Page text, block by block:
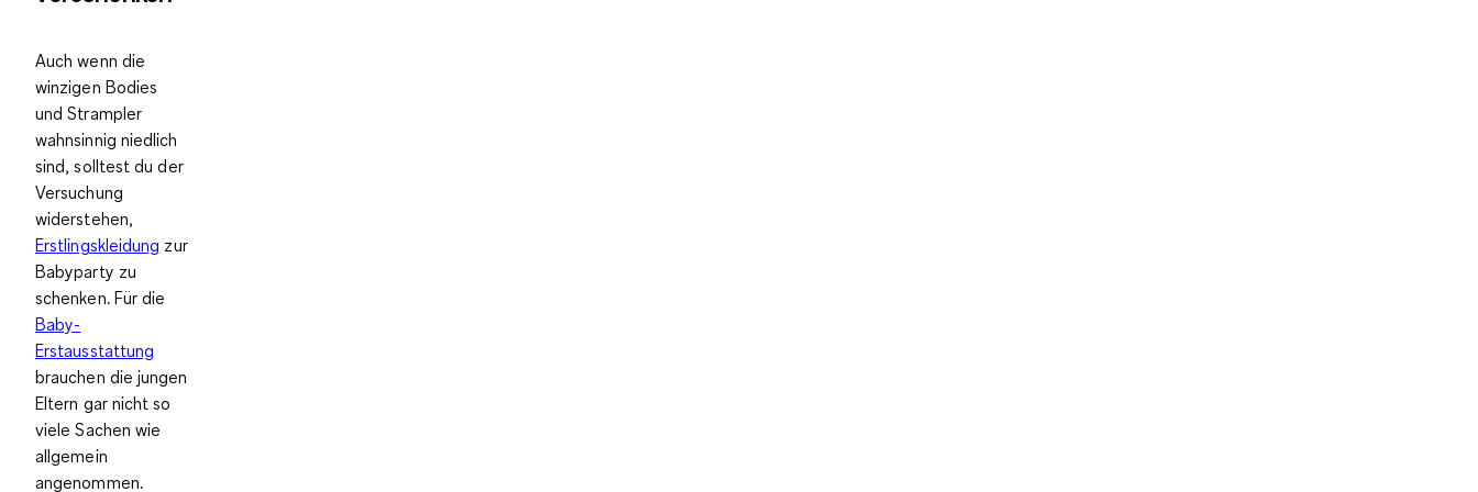
Auch wenn die
winzigen Bodies
und Strampler
wahnsinnig niedlich
sind, solltest du der
Versuchung
widerstehen,
Erstlingskleidung zur
Babyparty zu
schenken. Für die
Baby-
Erstausstattung
brauchen die jungen
Eltern gar nicht so
viele Sachen wie
allgemein
angenommen.